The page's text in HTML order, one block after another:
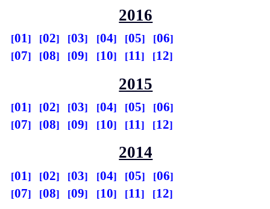
2016
01 02 03 04 05
06
07
08 09 10 11 12
2015
01 02 03 04 05
06
07
08 09 10 11 12
2014
01 02 03 04 05
06
07
08 09 10 11 12